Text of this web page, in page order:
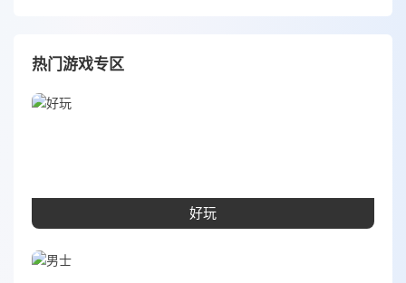
热门游戏专区
好玩